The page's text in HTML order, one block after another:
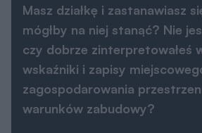
Masz działkę i zastanawiasz
mógłby na niej stanąć? Nie
czy dobrze zinterpretowałeś
wskaźniki i zapisy
zagospodarowania
warunków zabudowy?